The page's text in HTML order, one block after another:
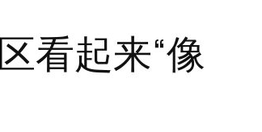
看起来“像